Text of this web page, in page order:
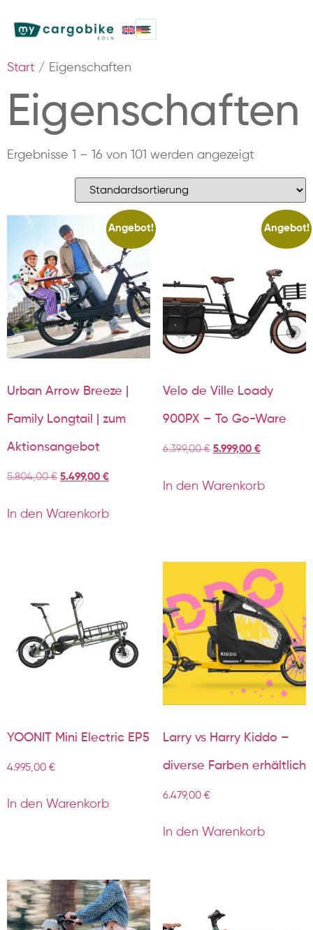
Start / Eigenschaften
Eigenschaften
Ergebnisse 1 – 16 von 101 werden angezeigt
Angebot!
Urban Arrow Breeze |
Family Longtail | zum
Aktionsangebot
5.804,00€ 5.499,00 €
In den Warenkorb
Angebot!
Velo de Ville Loady
900PX – To Go-Ware
6.399,00€ 5.999,00 €
In den Warenkorb
YOONIT Mini Electric EP5
4.995,00 €
In den Warenkorb
Larry vs Harry Kiddo –
diverse Farben erhältlich
6.479,00 €
In den Warenkorb